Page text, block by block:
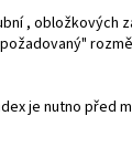
, obložkových
je nutno před